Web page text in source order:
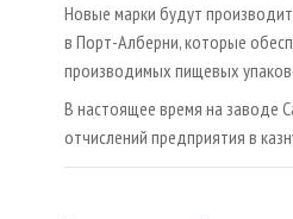
Новые марки будут
в Порт-Алберни, которые
производимых пищевых
В настоящее время на заводе
отчислений предприятия в